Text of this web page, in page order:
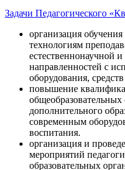
Задачи Педагогического
организация
технологиям
естественнонаучной
направленностей с
оборудования,
повышение
дополнительного
современным
воспитания.
организация и
мероприятий
образовательных